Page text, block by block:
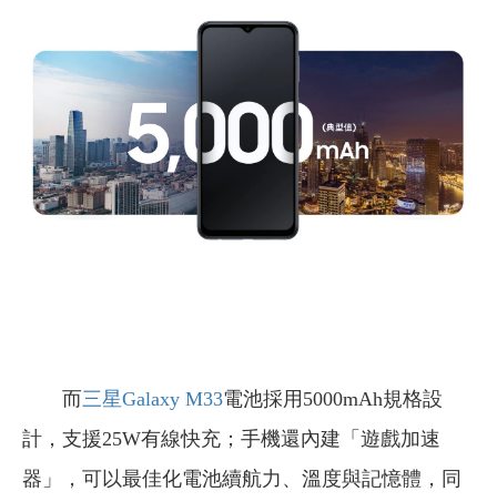
而三星Galaxy M33電池採用5000mAh規格設
計，支援25W有線快充；手機還內建「遊戲加速
器」，可以最佳化電池續航力、溫度與記憶體，同